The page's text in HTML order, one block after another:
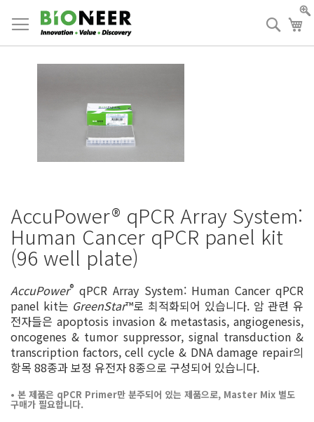
to
Content
검
색
AccuPower® qPCR Array System:
Human Cancer qPCR panel kit
(96 well plate)
AccuPower® qPCR Array System: Human Cancer qPCR
panel kit는 GreenStar™로 최적화되어 있습니다. 암 관련 유
전자들은 apoptosis invasion & metastasis, angiogenesis,
oncogenes & tumor suppressor, signal transduction &
transcription factors, cell cycle & DNA damage repair의
항목 88종과 보정 유전자 8종으로 구성되어 있습니다.
• 본 제품은 qPCR Primer만 분주되어 있는 제품으로, Master Mix 별도
구매가 필요합니다.